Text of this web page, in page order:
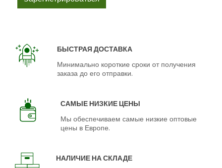
БЫСТРАЯ ДОСТАВКА
Минимально короткие сроки от получения
заказа до его отправки.
САМЫЕ НИЗКИЕ ЦЕНЫ
Мы обеспечиваем самые низкие оптовые
цены в Европе.
НАЛИЧИЕ НА СКЛАДЕ